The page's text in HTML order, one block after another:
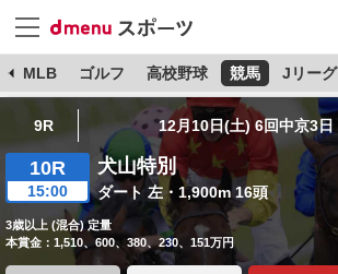
MLB ゴルフ 高校野球 競馬 Jリーグ
9R 12月10日(土) 6回中京3日
10R
15:00
犬山特別
ダート 左・1,900m 16頭
3歳以上 (混合) 定量
本賞金：1,510、600、380、230、151万円